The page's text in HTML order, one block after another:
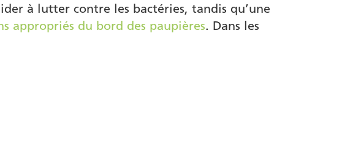
à lutter contre les bactéries, tandis qu’une
appropriés du bord des paupières. Dans les